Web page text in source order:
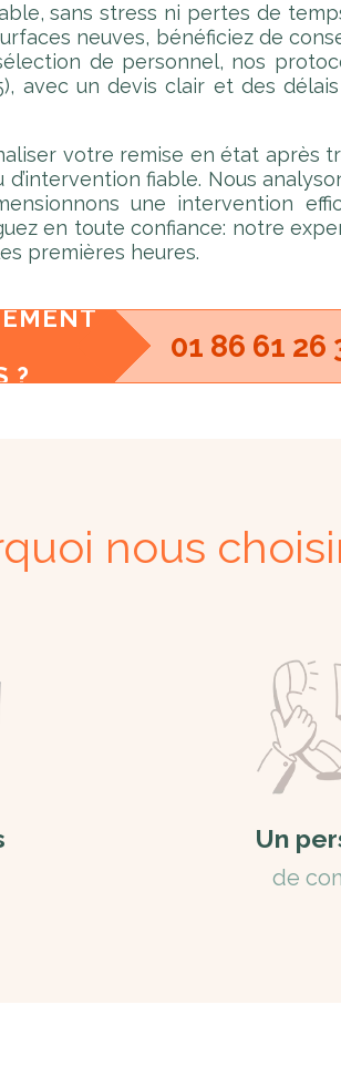
sans stress ni pertes de
neuves, bénéficiez de
de personnel, nos
avec un devis clair et des
votre remise en état après
fiable. Nous
une intervention
en toute confiance: notre
premières heures.
?
01 86 61 26
nous
Un
de